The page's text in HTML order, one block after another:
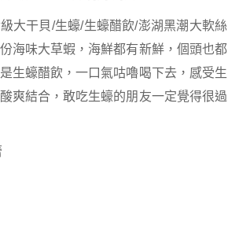
大干貝/生蠔/生蠔醋飲/澎湖黑潮大軟絲
海味大草蝦，海鮮都有新鮮，個頭也都
生蠔醋飲，一口氣咕嚕喝下去，感受生
爽結合，敢吃生蠔的朋友一定覺得很過